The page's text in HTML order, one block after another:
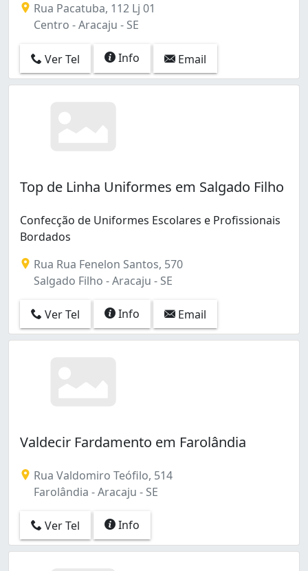
Rua Pacatuba, 112 Lj 01
Centro - Aracaju - SE
Ver Tel Info Email
Top de Linha Uniformes em Salgado Filho
Confecção de Uniformes Escolares e Profissionais
Bordados
Rua Rua Fenelon Santos, 570
Salgado Filho - Aracaju - SE
Ver Tel Info Email
Valdecir Fardamento em Farolândia
Rua Valdomiro Teófilo, 514
Farolândia - Aracaju - SE
Ver Tel Info